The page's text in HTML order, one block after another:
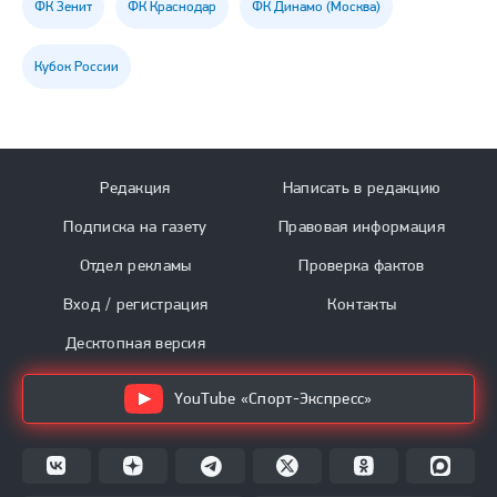
ФК Зенит ФК Краснодар ФК Динамо (Москва)
Кубок России
Редакция
Подписка на газету
Отдел рекламы
Вход / регистрация
Десктопная версия
Написать в редакцию
Правовая информация
Проверка фактов
Контакты
YouTube «Спорт-Экспресс»